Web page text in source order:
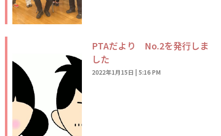
PTAだより No.2を発行しま
した
2022年1月15日 5:16 PM